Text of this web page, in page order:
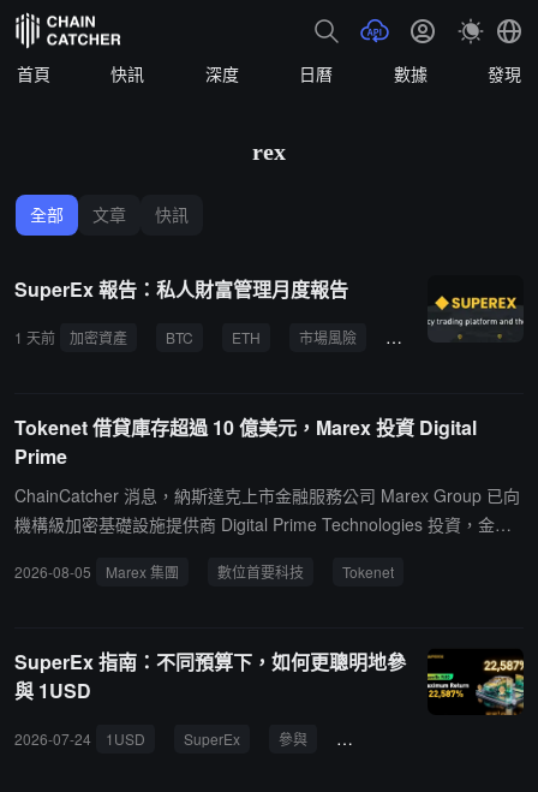
首頁 快訊 深度 日曆 數據 發現
rex
全部 文章 快訊
SuperEx 報告：私人財富管理月度報告
1 天前 加密資產 BTC ETH 市場風險 私人財富管理
Tokenet 借貸庫存超過 10 億美元，Marex 投資 Digital
Prime
ChainCatcher 消息，納斯達克上市金融服務公司 Marex Group 已向
機構級加密基礎設施提供商 Digital Prime Technologies 投資，金額
產借貸平台 Tokenet，並用於 Marex 擴展機構數字資產業務。Digital
規模及參與機構表達的借款意向，並非已完成貸款。Tokenet 啟動合
作夥伴包括 Galaxy Digital 和 Ripple Prime 等。Marex 此次投資屬於
其通過加密市場基礎設施投資擴展數字資產業務的舉措。
2026-08-05 Marex 集團 數位首要科技 Tokenet
SuperEx 指南：不同預算下，如何更聰明地參
與 1USD
2026-07-24 1USD SuperEx 參與 獎品